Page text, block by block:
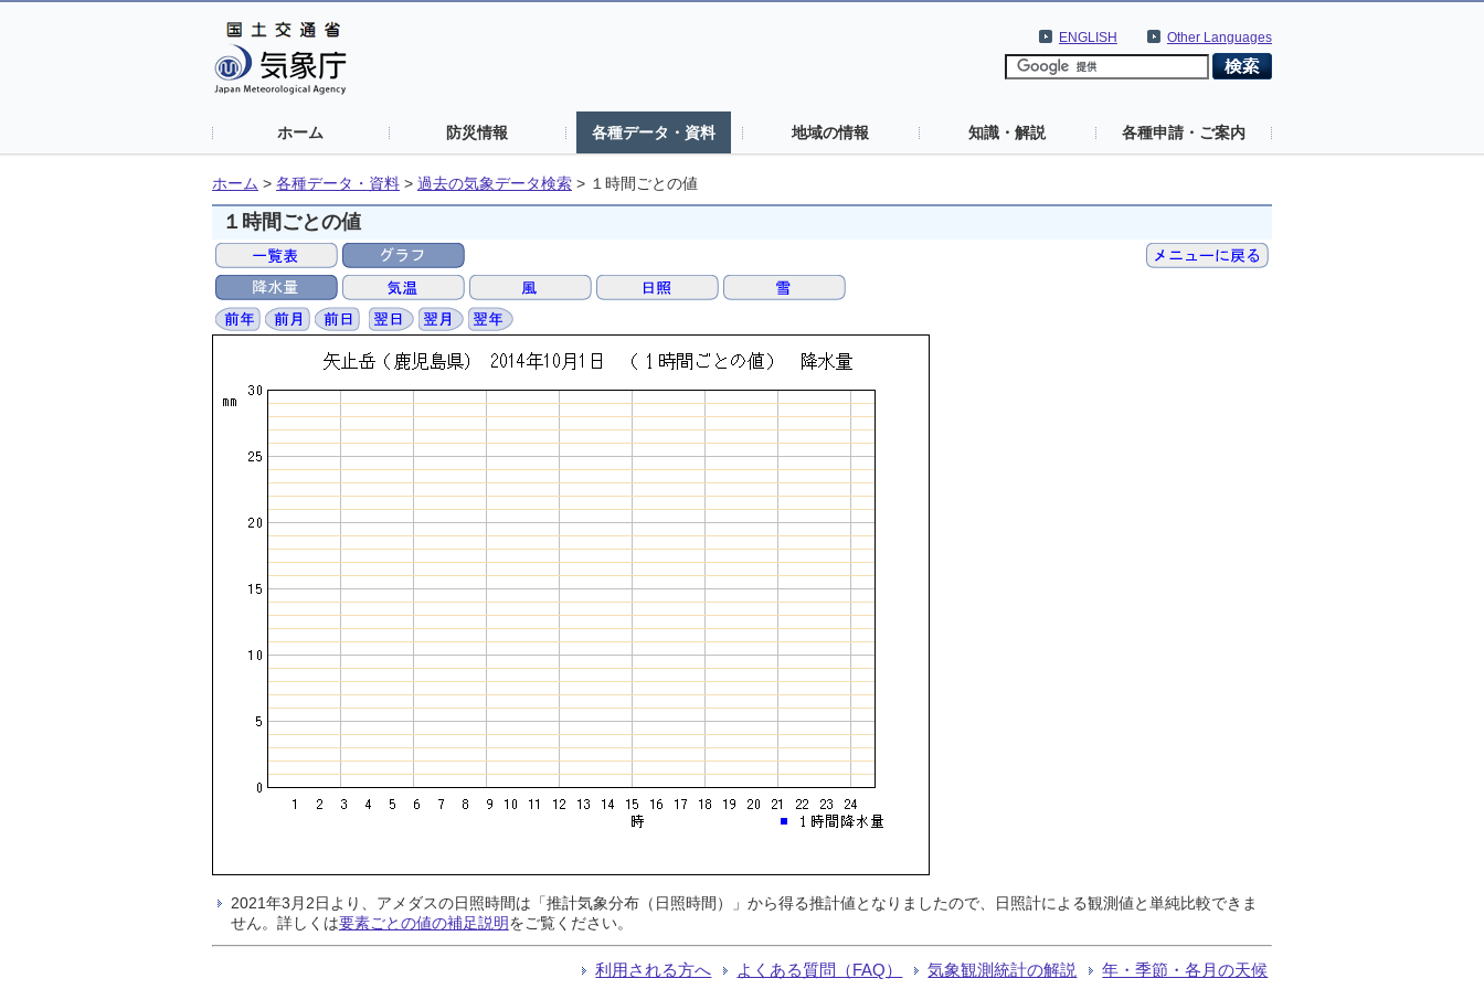
Other Languages
ENGLISH
ホーム 防災情報 各種データ・資料 地域の情報 知識・解説 各種申請・ご案内
ホーム > 各種データ・資料 > 過去の気象データ検索 > １時間ごとの値
１時間ごとの値
2021年3月2日より、アメダスの日照時間は「推計気象分布（日照時間）」から得る推計値となりましたので、日照計による観測値と単純比較できま
せん。詳しくは要素ごとの値の補足説明をご覧ください。
利用される方へ よくある質問（FAQ） 気象観測統計の解説 年・季節・各月の天候